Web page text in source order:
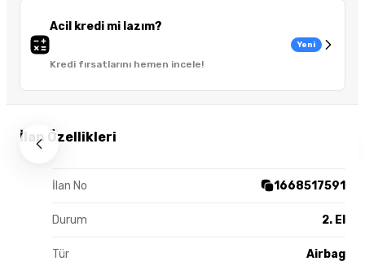
Acil kredi mi lazım?
Kredi fırsatlarını hemen incele!
Yeni
İlan Özellikleri
İlan No 1668517591
Durum 2. El
Tür Airbag